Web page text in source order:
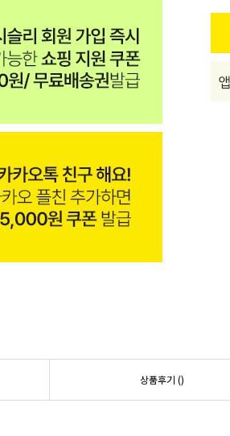
상품후기 ()